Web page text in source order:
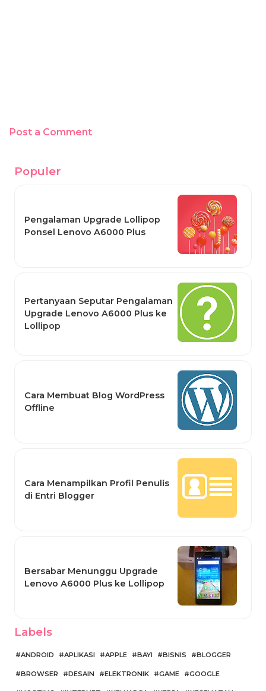
Post a Comment
Populer
Pengalaman Upgrade Lollipop
Ponsel Lenovo A6000 Plus
Pertanyaan Seputar Pengalaman
Upgrade Lenovo A6000 Plus ke
Lollipop
Cara Membuat Blog WordPress
Offline
Cara Menampilkan Profil Penulis
di Entri Blogger
Bersabar Menunggu Upgrade
Lenovo A6000 Plus ke Lollipop
Labels
ANDROID APLIKASI APPLE BAYI BISNIS BLOGGER
BROWSER DESAIN ELEKTRONIK GAME GOOGLE